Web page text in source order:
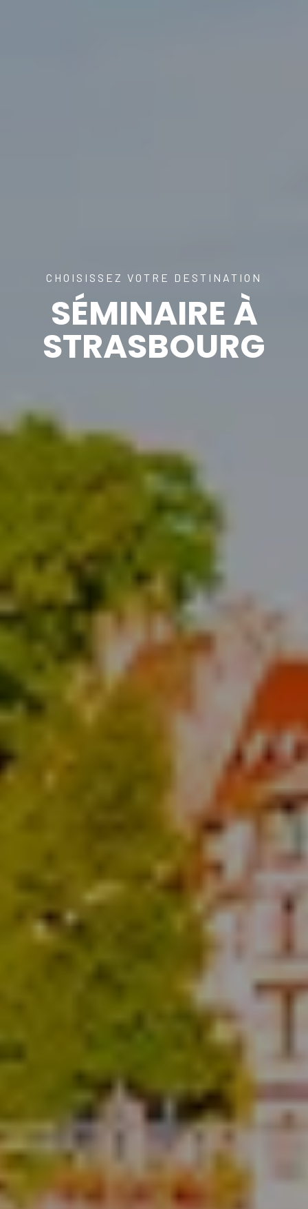
CHOISISSEZ VOTRE DESTINATION
SÉMINAIRE À
STRASBOURG